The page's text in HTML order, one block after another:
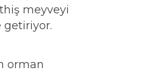
meyveyi
getiriyor.
orman